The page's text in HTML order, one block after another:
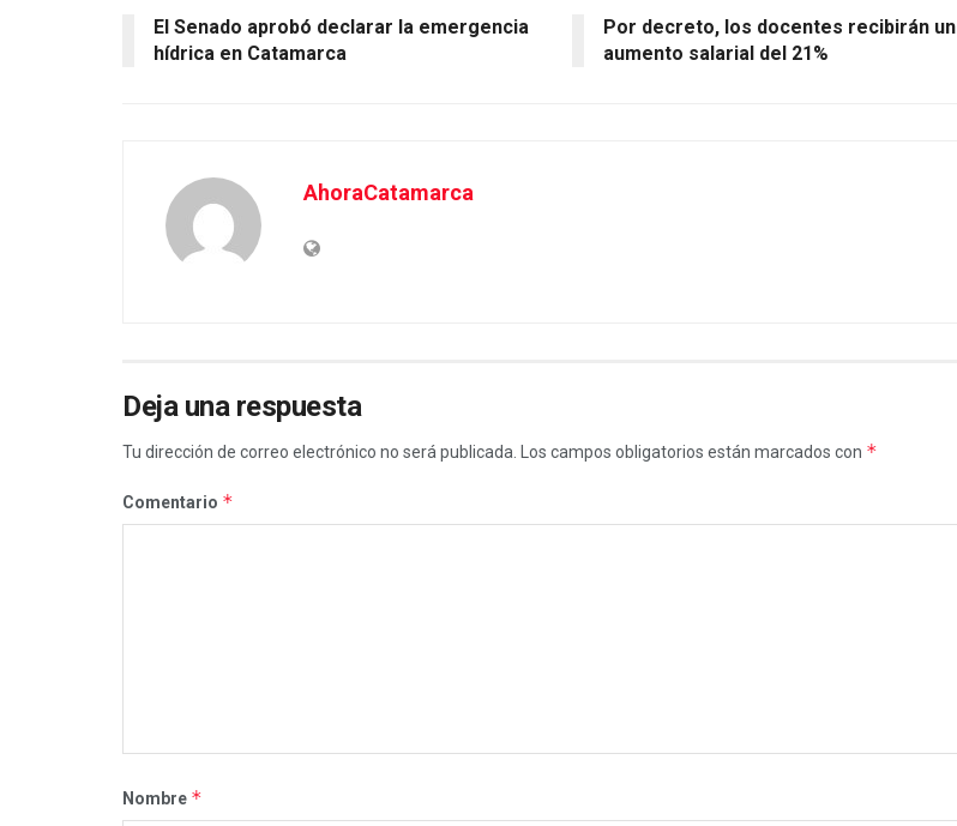
El Senado aprobó declarar la emergencia
hídrica en Catamarca
Por decreto, los docentes recibirán un
aumento salarial del 21%
AhoraCatamarca
Deja una respuesta
Tu dirección de correo electrónico no será publicada. Los campos obligatorios están marcados con *
Comentario *
Nombre *